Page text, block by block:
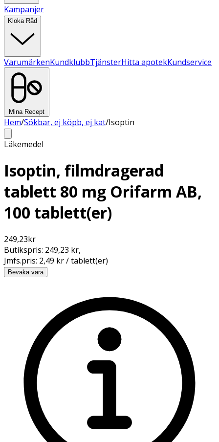
Kampanjer
Kloka Råd
VarumärkenKundklubbTjänsterHitta apotekKundservice
Mina Recept
Hem/Sökbar, ej köpb, ej kat/Isoptin
Läkemedel
Isoptin, filmdragerad
tablett 80 mg Orifarm AB,
100 tablett(er)
249,23kr
Butikspris: 249,23 kr,
Jmfs.pris: 2,49 kr / tablett(er)
Bevaka vara